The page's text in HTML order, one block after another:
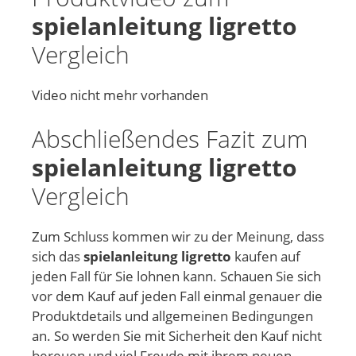
spielanleitung ligretto
Vergleich
Video nicht mehr vorhanden
Abschließendes Fazit zum
spielanleitung ligretto
Vergleich
Zum Schluss kommen wir zu der Meinung, dass
sich dasspielanleitung ligretto kaufen auf
jeden Fall für Sie lohnen kann. Schauen Sie sich
vor dem Kauf auf jeden Fall einmal genauer die
Produktdetails und allgemeinen Bedingungen
an. So werden Sie mit Sicherheit den Kauf nicht